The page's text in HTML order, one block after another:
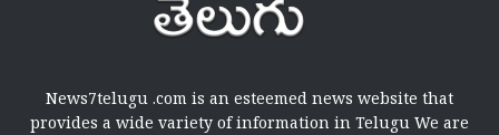
News7telugu .com is an esteemed news website that
provides a wide variety of information in Telugu We are